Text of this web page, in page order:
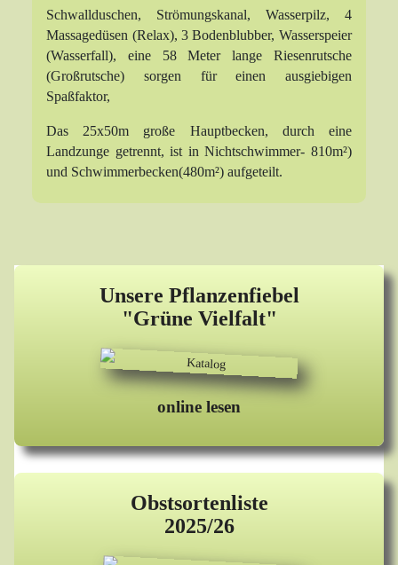
Unsere Pflanzenfiebel
"Grüne Vielfalt"
online lesen
Obstsortenliste
2025/26
Schwallduschen, Strömungskanal, Wasserpilz, 4
Massagedüsen (Relax), 3 Bodenblubber, Wasserspeier
(Wasserfall), eine 58 Meter lange Riesenrutsche
(Großrutsche) sorgen für einen ausgiebigen
Spaßfaktor,
Das 25x50m große Hauptbecken, durch eine
Landzunge getrennt, ist in Nichtschwimmer- 810m²)
und Schwimmerbecken(480m²) aufgeteilt.